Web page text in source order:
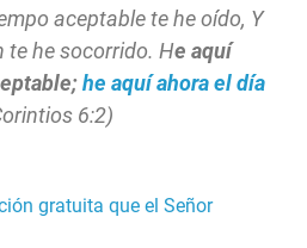
aceptable te he oído, Y
te he socorrido. He aquí
he aquí ahora el día
6:2)
gratuita que el Señor